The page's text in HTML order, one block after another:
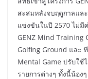
สะสมหลังจบฤดูกาลแล
แข่งขันในปี 2570 ไม่มี
GENZ Mind Training
Golfing Ground และ
Mental Game ปรับใช้
รายการต่างๆ ทั้งนี้น้อง